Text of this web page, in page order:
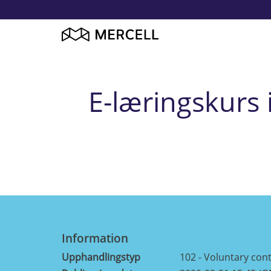
E-læringskurs
Information
Upphandlingstyp
102 - Voluntary